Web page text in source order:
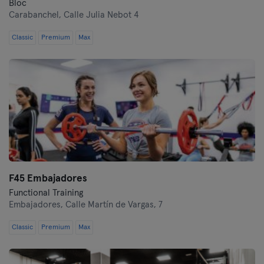
Bloc
Carabanchel, Calle Julia Nebot 4
Classic Premium Max
F45 Embajadores
Functional Training
Embajadores, Calle Martín de Vargas, 7
Classic Premium Max